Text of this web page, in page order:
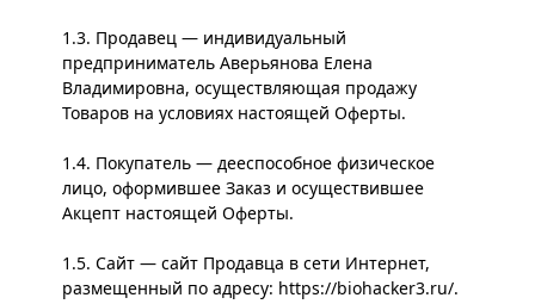
1.3. Продавец — индивидуальный
предприниматель Аверьянова Елена
Владимировна, осуществляющая продажу
Товаров на условиях настоящей Оферты.
1.4. Покупатель — дееспособное физическое
лицо, оформившее Заказ и осуществившее
Акцепт настоящей Оферты.
1.5. Сайт — сайт Продавца в сети Интернет,
размещенный по адресу: https://biohacker3.ru/.